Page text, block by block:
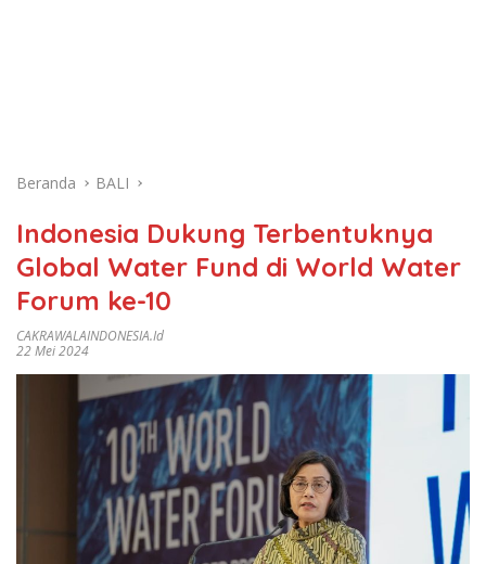
Beranda BALI
Indonesia Dukung Terbentuknya
Global Water Fund di World Water
Forum ke-10
CAKRAWALAINDONESIA.id
22 Mei 2024